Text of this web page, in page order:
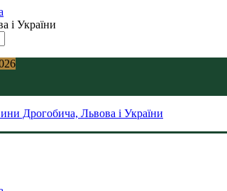
і України
Дрогобича, Львова і України